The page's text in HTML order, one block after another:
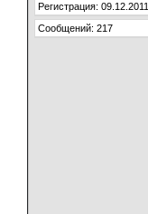
Регистрация: 09.12.2011
Сообщений: 217